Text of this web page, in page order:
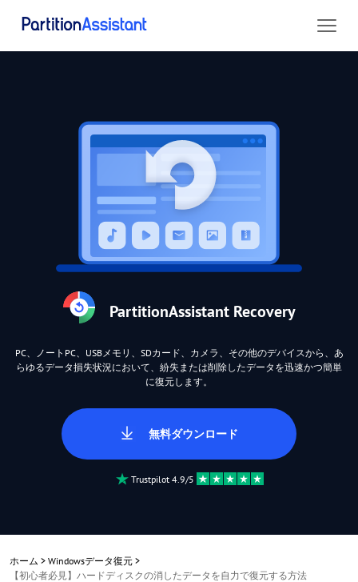
PartitionAssistant Recovery
PC、ノートPC、USBメモリ、SDカード、カメラ、その他のデバイスから、あ
らゆるデータ損失状況において、紛失または削除したデータを迅速かつ簡単
に復元します。
無料ダウンロード
Trustpilot 4.9/5
ホーム > Windowsデータ復元 >
【初心者必見】ハードディスクの消したデータを自力で復元する方法